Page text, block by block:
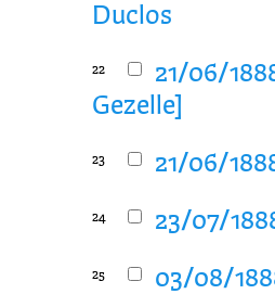
Duclos
22
21/06/
Gezelle]
23 21/06/
24 23/07/
25
03/08/